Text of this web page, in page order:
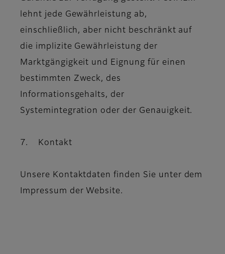
lehnt jede Gewährleistung ab,
einschließlich, aber nicht beschränkt auf
die implizite Gewährleistung der
Marktgängigkeit und Eignung für einen
bestimmten Zweck, des
Informationsgehalts, der
Systemintegration oder der Genauigkeit.
7. Kontakt
Unsere Kontaktdaten finden Sie unter dem
Impressum der Website.